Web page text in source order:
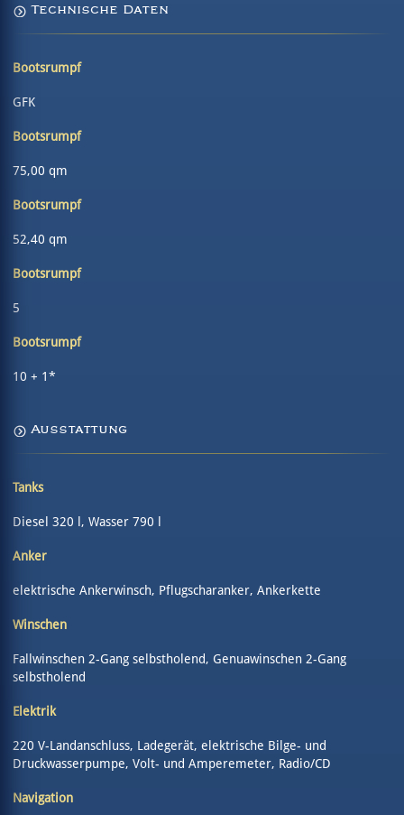
Technische Daten
Bootsrumpf
GFK
Bootsrumpf
75,00 qm
Bootsrumpf
52,40 qm
Bootsrumpf
5
Bootsrumpf
10 + 1*
Ausstattung
Tanks
Diesel 320 l, Wasser 790 l
Anker
elektrische Ankerwinsch, Pflugscharanker, Ankerkette
Winschen
Fallwinschen 2-Gang selbstholend, Genuawinschen 2-Gang
selbstholend
Elektrik
220 V-Landanschluss, Ladegerät, elektrische Bilge- und
Druckwasserpumpe, Volt- und Amperemeter, Radio/CD
Navigation